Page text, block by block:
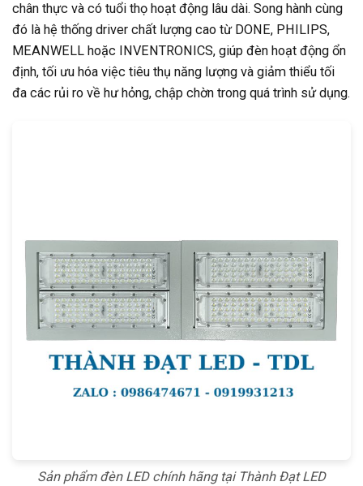
chân thực và có tuổi thọ hoạt động lâu dài. Song hành cùng
đó là hệ thống driver chất lượng cao từ DONE, PHILIPS,
MEANWELL hoặc INVENTRONICS, giúp đèn hoạt động ổn
định, tối ưu hóa việc tiêu thụ năng lượng và giảm thiểu tối
đa các rủi ro về hư hỏng, chập chờn trong quá trình sử dụng.
Sản phẩm đèn LED chính hãng tại Thành Đạt LED